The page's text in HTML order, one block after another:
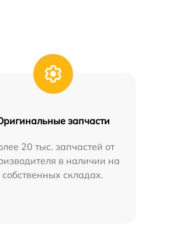
запчасти
20 тыс. запчастей от
в наличии на
собственных складах.